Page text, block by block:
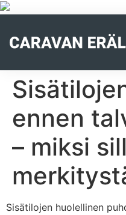
ennen
– miksi
Sisätilojen huolellinen